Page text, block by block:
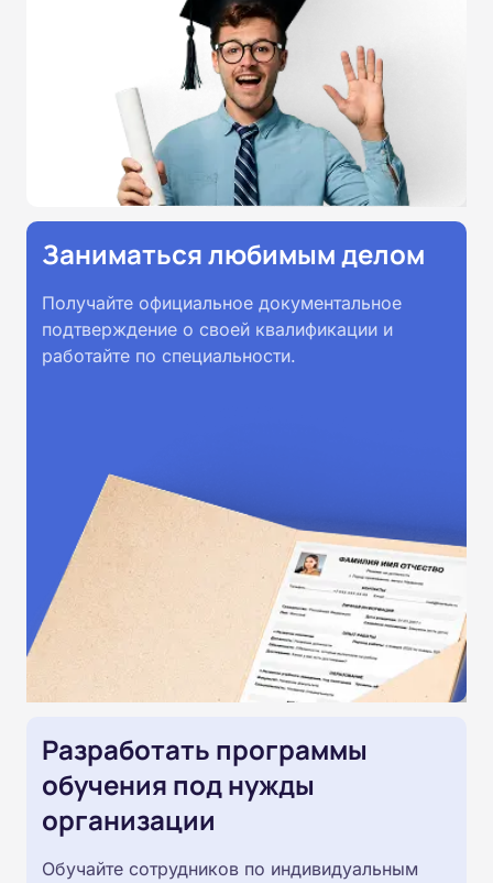
Заниматься любимым делом
Получайте официальное документальное
подтверждение о своей квалификации и
работайте по специальности.
Разработать программы
обучения под нужды
организации
Обучайте сотрудников по индивидуальным